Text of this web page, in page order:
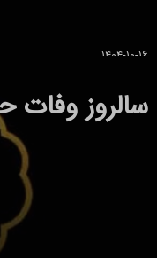
۱۴۰۴-۱۰-۱۶
سالروز
علیها تسلیت